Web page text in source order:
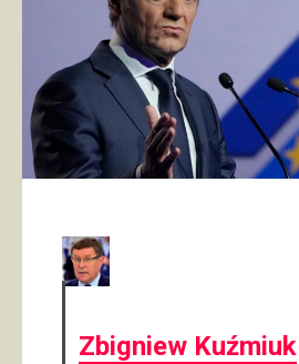
Zbigniew Kuźmiuk